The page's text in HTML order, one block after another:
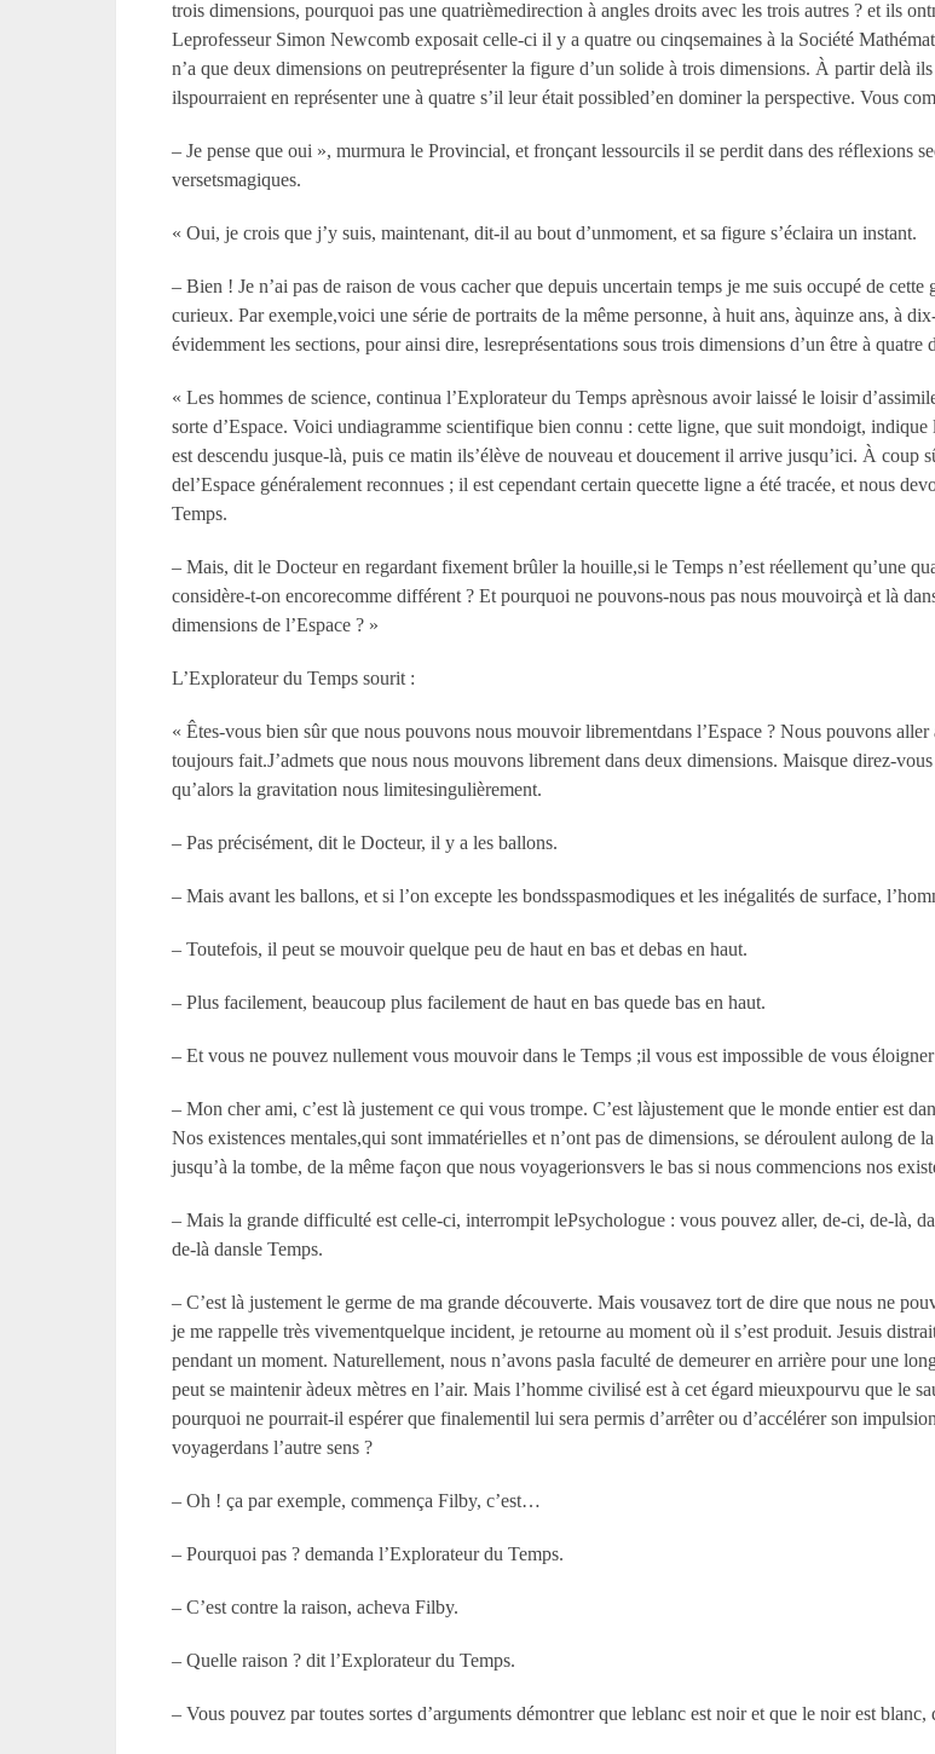
trois dimensions, pourquoi pas une quatrièmedirection à angles droits avec les trois autres ? et ils
Leprofesseur Simon Newcomb exposait celle-ci il y a quatre ou cinqsemaines à la Société
n’a que deux dimensions on peutreprésenter la figure d’un solide à trois dimensions. À partir delà
ilspourraient en représenter une à quatre s’il leur était possibled’en dominer la perspective. Vous
– Je pense que oui », murmura le Provincial, et fronçant lessourcils il se perdit dans des réflexions
versetsmagiques.
« Oui, je crois que j’y suis, maintenant, dit-il au bout d’unmoment, et sa figure s’éclaira un instant.
– Bien ! Je n’ai pas de raison de vous cacher que depuis uncertain temps je me suis occupé de
curieux. Par exemple,voici une série de portraits de la même personne, à huit ans, àquinze ans, à
évidemment les sections, pour ainsi dire, lesreprésentations sous trois dimensions d’un être à
« Les hommes de science, continua l’Explorateur du Temps aprèsnous avoir laissé le loisir
sorte d’Espace. Voici undiagramme scientifique bien connu : cette ligne, que suit mondoigt,
est descendu jusque-là, puis ce matin ils’élève de nouveau et doucement il arrive jusqu’ici. À coup
del’Espace généralement reconnues ; il est cependant certain quecette ligne a été tracée, et nous
Temps.
– Mais, dit le Docteur en regardant fixement brûler la houille,si le Temps n’est réellement qu’une
considère-t-on encorecomme différent ? Et pourquoi ne pouvons-nous pas nous mouvoirçà et là
dimensions de l’Espace ? »
L’Explorateur du Temps sourit :
« Êtes-vous bien sûr que nous pouvons nous mouvoir librementdans l’Espace ? Nous pouvons
toujours fait.J’admets que nous nous mouvons librement dans deux dimensions. Maisque direz-
qu’alors la gravitation nous limitesingulièrement.
– Pas précisément, dit le Docteur, il y a les ballons.
– Mais avant les ballons, et si l’on excepte les bondsspasmodiques et les inégalités de surface,
– Toutefois, il peut se mouvoir quelque peu de haut en bas et debas en haut.
– Plus facilement, beaucoup plus facilement de haut en bas quede bas en haut.
– Et vous ne pouvez nullement vous mouvoir dans le Temps ;il vous est impossible de vous
– Mon cher ami, c’est là justement ce qui vous trompe. C’est làjustement que le monde entier est
Nos existences mentales,qui sont immatérielles et n’ont pas de dimensions, se déroulent aulong
jusqu’à la tombe, de la même façon que nous voyagerionsvers le bas si nous commencions nos
– Mais la grande difficulté est celle-ci, interrompit lePsychologue : vous pouvez aller, de-ci, de-là,
de-là dansle Temps.
– C’est là justement le germe de ma grande découverte. Mais vousavez tort de dire que nous ne
je me rappelle très vivementquelque incident, je retourne au moment où il s’est produit. Jesuis
pendant un moment. Naturellement, nous n’avons pasla faculté de demeurer en arrière pour une
peut se maintenir àdeux mètres en l’air. Mais l’homme civilisé est à cet égard mieuxpourvu que le
pourquoi ne pourrait-il espérer que finalementil lui sera permis d’arrêter ou d’accélérer son
voyagerdans l’autre sens ?
– Oh ! ça par exemple, commença Filby, c’est…
– Pourquoi pas ? demanda l’Explorateur du Temps.
– C’est contre la raison, acheva Filby.
– Quelle raison ? dit l’Explorateur du Temps.
– Vous pouvez par toutes sortes d’arguments démontrer que leblanc est noir et que le noir est